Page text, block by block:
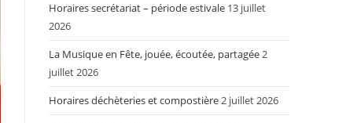
Horaires secrétariat – période estivale 13 juillet
2026
La Musique en Fête, jouée, écoutée, partagée2
juillet 2026
Horaires déchèteries et compostière2 juillet 2026